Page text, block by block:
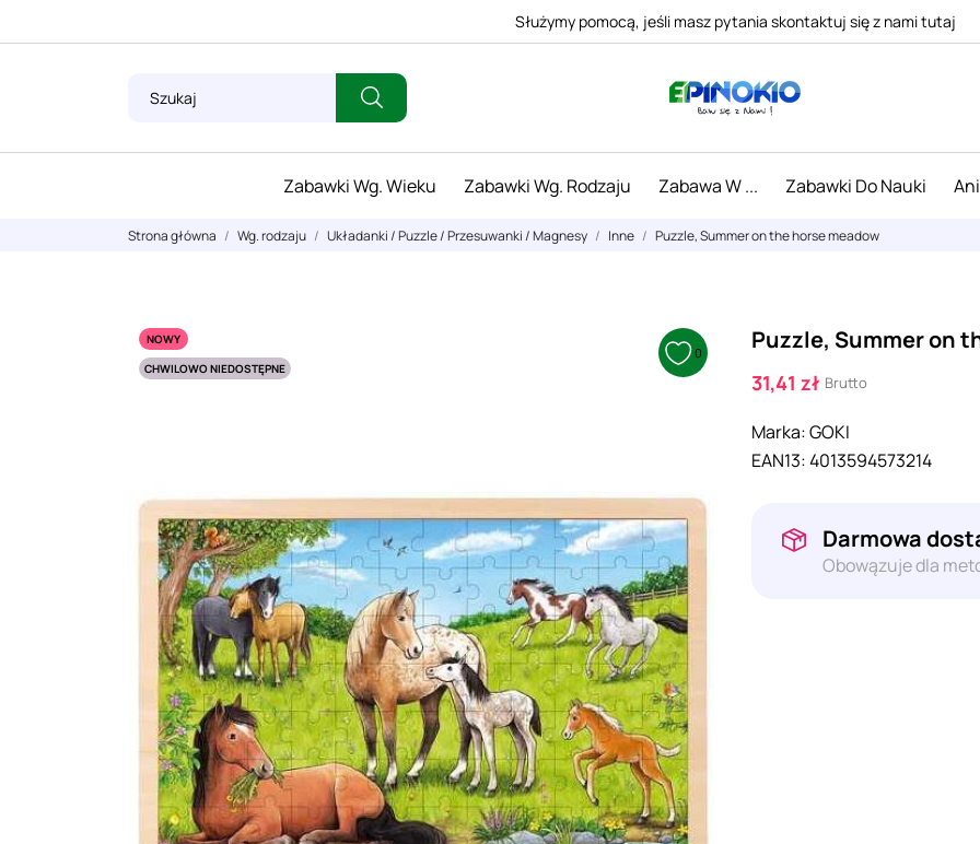
Służymy pomocą, jeśli masz pytania skontaktuj się z nami tutaj
Zabawki Wg. Wieku Zabawki Wg. Rodzaju Zabawa W ... Zabawki Do Nauki
Strona główna Wg. rodzaju Układanki / Puzzle / Przesuwanki / Magnesy Inne Puzzle, Summer on the horse meadow
NOWY
CHWILOWO NIEDOSTĘPNE
0 Puzzle, Summer on
31,41 zł Brutto
Marka:GOKI
EAN13:4013594573214
Darmowa
Obowązuje dla